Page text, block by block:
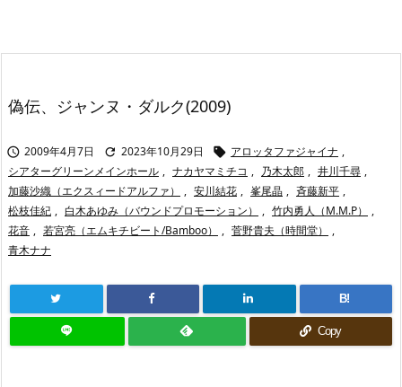
偽伝、ジャンヌ・ダルク(2009)
 2009年4月7日  2023年10月29日  アロッタファジャイナ ,
シアターグリーンメインホール , ナカヤマミチコ , 乃木太郎 , 井川千尋 ,
加藤沙織（エクスィードアルファ）
, 安川結花 , 峯尾晶 , 斉藤新平 ,
松枝佳紀 , 白木あゆみ（バウンドプロモーション） , 竹内勇人（M.M.P）
,
花音 , 若宮亮（エムキチビート/Bamboo） , 菅野貴夫（時間堂）
,
青木ナナ
B!
Copy